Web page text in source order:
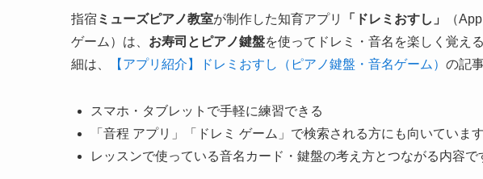
指宿 ミューズピアノ教室が制作した知育アプリ 「ドレミおすし」
（
ゲーム）は、 お寿司とピアノ鍵盤を使ってドレミ・音名を楽しく覚え
細は、
【アプリ紹介】ドレミおすし（ピアノ鍵盤・音名ゲーム） の記
スマホ・タブレットで手軽に練習できる
「音程 アプリ」「ドレミ ゲーム」で検索される方にも向いています
レッスンで使っている音名カード・鍵盤の考え方とつながる内容で